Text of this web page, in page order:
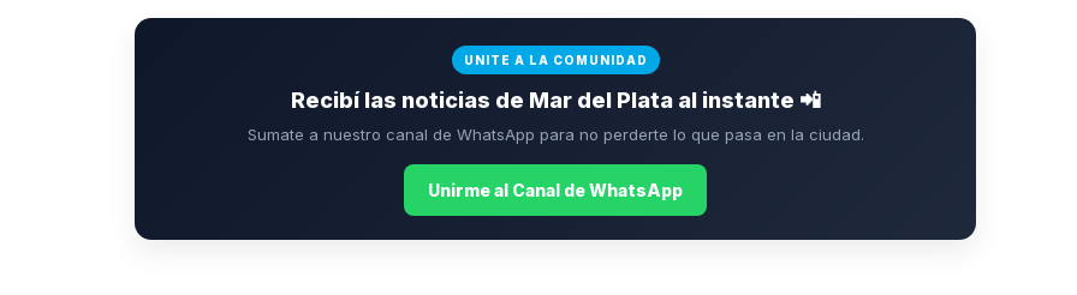
UNITE A LA COMUNIDAD
Recibí las noticias de Mar del Plata al instante 📲
Sumate a nuestro canal de WhatsApp para no perderte lo que pasa en la ciudad.
Unirme al Canal de WhatsApp